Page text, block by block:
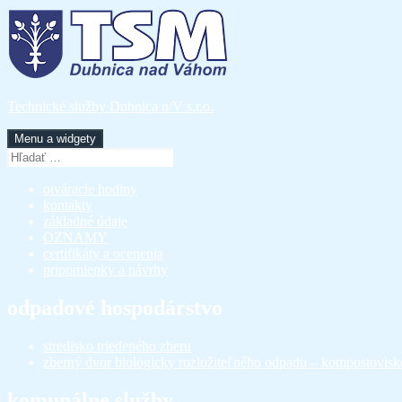
Preskočiť
na
obsah
Technické služby Dubnica n/V s.r.o.
Menu a widgety
Hľadať:
otváracie hodiny
kontakty
základné údaje
OZNAMY
certifikáty a ocenenia
pripomienky a návrhy
odpadové hospodárstvo
stredisko triedeného zberu
zberný dvor biologicky rozložiteľného odpadu –